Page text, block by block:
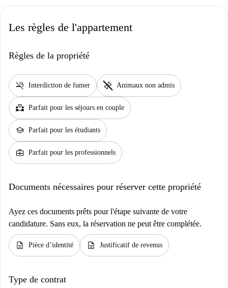
Les règles de l'appartement
Règles de la propriété
smoke_free Interdiction de fumer pet_supplies Animaux non admis
partner_heart Parfait pour les séjours en couple
school Parfait pour les étudiants
business_center Parfait pour les professionnels
Documents nécessaires pour réserver cette propriété
Ayez ces documents prêts pour l'étape suivante de votre
candidature. Sans eux, la réservation ne peut être complétée.
description Pièce d’identité description Justificatif de revenus
Type de contrat